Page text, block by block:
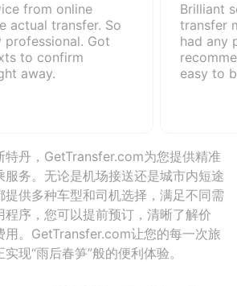
from online
actual transfer. So
professional. Got
to confirm
away.
Brilliant
transfer
had any
easy to
特丹，GetTransfer.com为您提供精准
服务。无论是机场接送还是城市内短途
提供多种车型和司机选择，满足不同需
程序，您可以提前预订，清晰了解价
用。GetTransfer.com让您的每一次旅
现“雨后春笋”般的便利体验。